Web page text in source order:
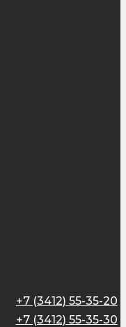
+7 (3412) 55-35-20
+7 (3412) 55-35-30